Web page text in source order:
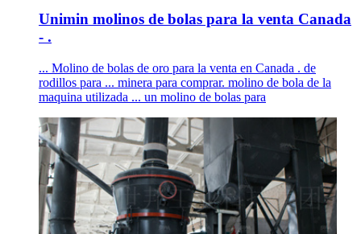
Unimin molinos de bolas para la venta Canada
- .
... Molino de bolas de oro para la venta en Canada . de
rodillos para ... minera para comprar. molino de bola de la
maquina utilizada ... un molino de bolas para